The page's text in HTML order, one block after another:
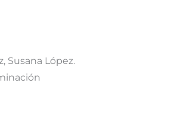
Susana López.